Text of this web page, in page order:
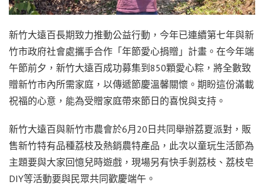
新竹大遠百長期致力推動公益行動，今年已連續第七年與新
竹市政府社會處攜手合作「年節愛心捐贈」計畫。在今年端
午節前夕，新竹大遠百成功募集到850顆愛心粽，將全數致
贈新竹市內所需家庭，以傳遞節慶溫馨關懷。期盼這份滿載
祝福的心意，能為受贈家庭帶來節日的喜悅與支持。
新竹大遠百與新竹市農會於6月20日共同舉辦荔夏派對，販
售新竹特有品種荔枝及熱銷農特產品，此次以童玩生活節為
主題要與大家回憶兒時遊戲，現場另有快手剝荔枝、荔枝皂
DIY等活動要與民眾共同歡慶端午。